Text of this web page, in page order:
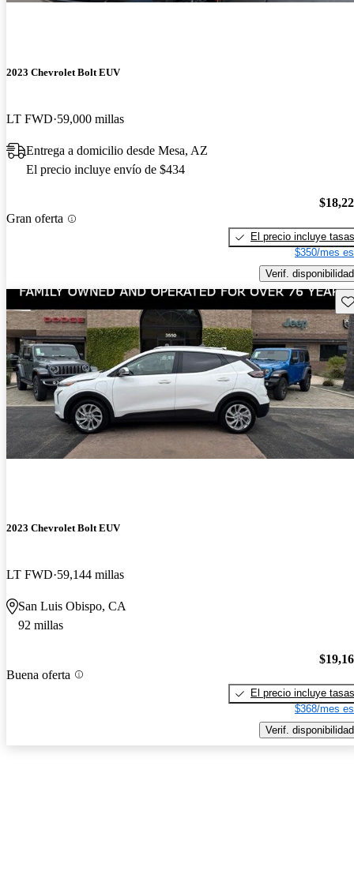
2023 Chevrolet Bolt EUV
LT FWD 59,000 millas
Entrega a domicilio desde Mesa, AZ
El precio incluye envío de $434
Gran oferta
El precio incluye tasas
$350/mes
Verif. disponibilidad
2023 Chevrolet Bolt EUV
LT FWD 59,144 millas
San Luis Obispo, CA
92 millas
Buena oferta
El precio incluye tasas
$368/mes
Verif. disponibilidad